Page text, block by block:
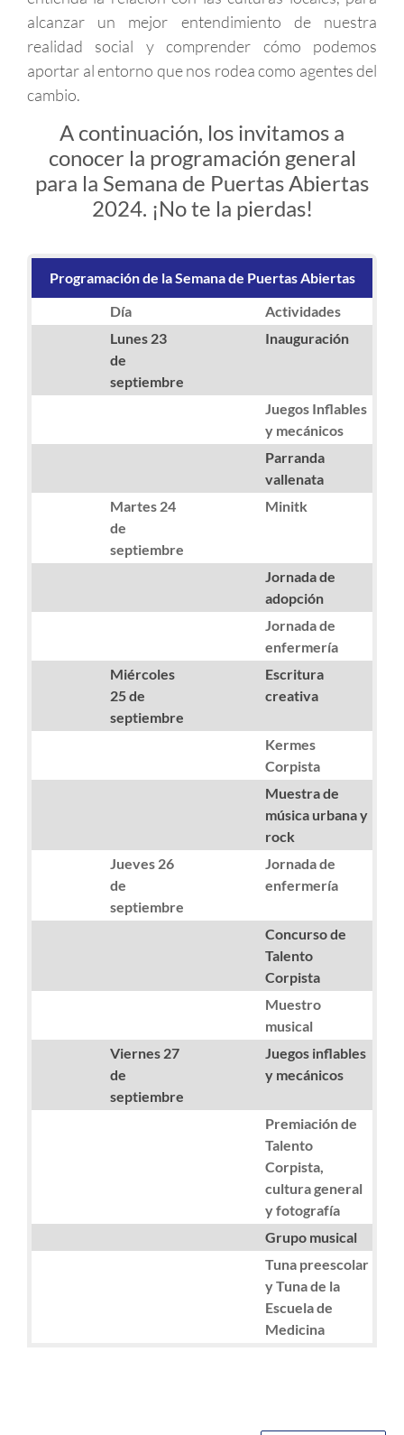
alcanzar un mejor entendimiento de nuestra
realidad social y comprender cómo podemos
aportar al entorno que nos rodea como agentes del
cambio.
A continuación, los invitamos a
conocer la programación general
para la Semana de Puertas Abiertas
2024. ¡No te la pierdas!
Programación de la Semana de Puertas Abiertas
Día
Actividades
Lunes 23
de
septiembre
Inauguración
Juegos Inflables
y mecánicos
Parranda
vallenata
Martes 24
de
septiembre
Minitk
Jornada de
adopción
Jornada de
enfermería
Miércoles
25 de
septiembre
Escritura
creativa
Kermes
Corpista
Muestra de
música urbana y
rock
Jueves 26
de
septiembre
Jornada de
enfermería
Concurso de
Talento
Corpista
Muestro
musical
Viernes 27
de
septiembre
Juegos inflables
y mecánicos
Premiación de
Talento
Corpista,
cultura general
y fotografía
Grupo musical
Tuna preescolar
y Tuna de la
Escuela de
Medicina